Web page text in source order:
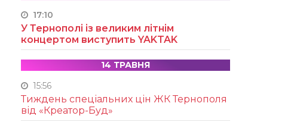
17:10
У Тернополі із великим літнім
концертом виступить YAKTAK
14 ТРАВНЯ
15:56
Тиждень спеціальних цін ЖК Тернополя
від «Креатор-Буд»